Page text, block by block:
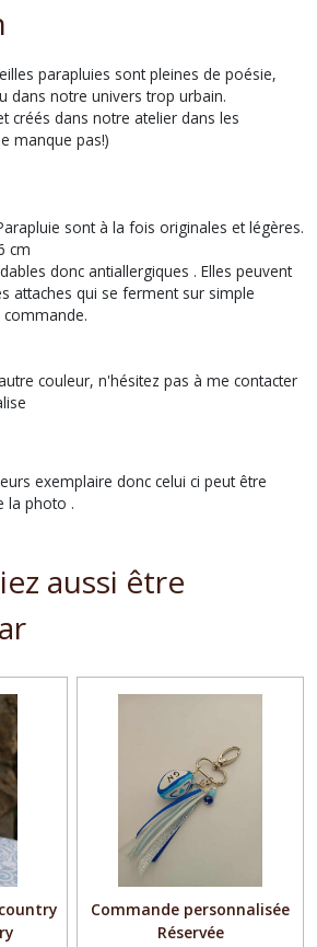
parapluies sont pleines de poésie,
dans notre univers trop urbain.
créés dans notre atelier dans les
manque pas!)
sont à la fois originales et légères.
cm
donc antiallergiques . Elles peuvent
attaches qui se ferment sur simple
couleur, n'hésitez pas à me contacter
exemplaire donc celui ci peut être
la photo .
aussi être
Commande personnalisée
Réservée